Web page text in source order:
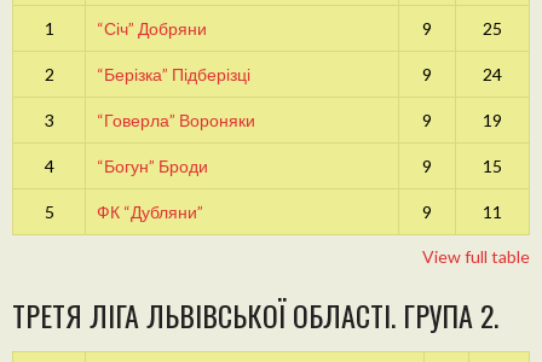
1 “Січ” Добряни 9 25
2 “Берізка” Підберізці 9 24
3 “Говерла” Вороняки 9 19
4 “Богун” Броди 9 15
5 ФК “Дубляни” 9 11
View full table
ТРЕТЯ ЛІГА ЛЬВІВСЬКОЇ ОБЛАСТІ. ГРУПА 2.